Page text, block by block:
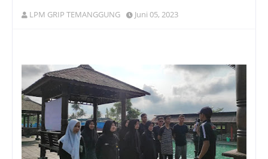
LPM GRIP TEMANGGUNG Juni 05, 2023